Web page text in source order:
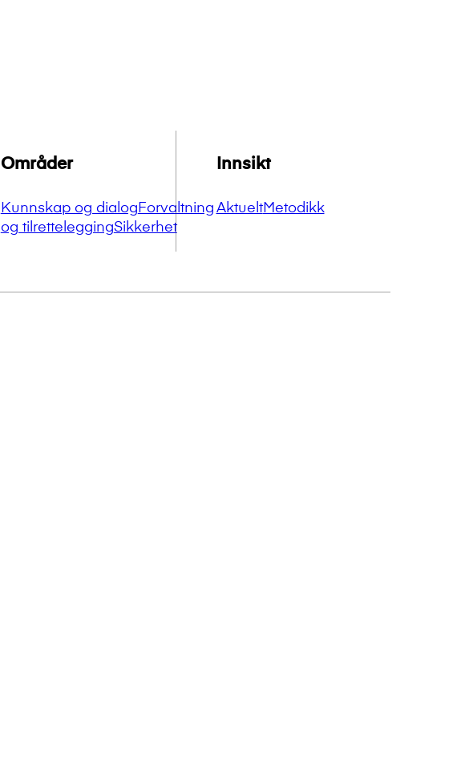
Områder
Kunnskap og dialog Forvaltning
og tilretteleggingSikkerhet
Innsikt
AktueltMetodikk